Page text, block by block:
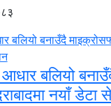
बलियो
नयाँ डेटा